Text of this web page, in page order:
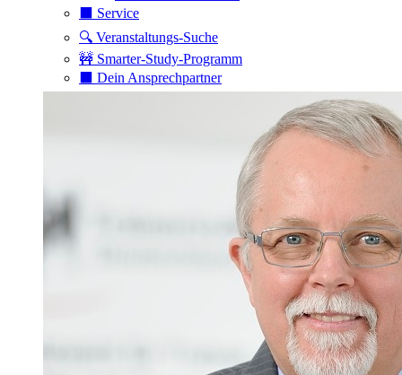
⬛️ Service
🔍 Veranstaltungs-Suche
🚧 Smarter-Study-Programm
⬛️ Dein Ansprechpartner